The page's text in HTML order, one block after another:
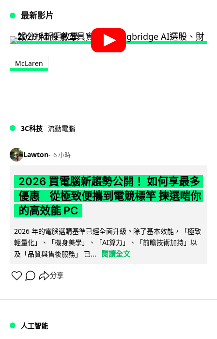
最新影片
McLaren
3C科技 流動電腦
Lawton 6 小時
2026 買電腦新趨勢公開！ 如何享最多
優惠 從極致便攜到電競標竿 揀選啱你
的高效能 PC
2026 年的電腦選購基準已經全面升級。除了基本效能，「極致
輕量化」、「機身美學」、「AI算力」、「前瞻技術加持」以
及「品質與售後服務」 已...
閱讀全文
分享
人工智能